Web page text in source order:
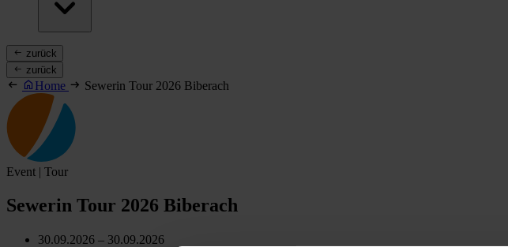
zurück
zurück
Home Sewerin Tour 2026 Biberach
Event | Tour
Sewerin Tour 2026 Biberach
30.09.2026 – 30.09.2026